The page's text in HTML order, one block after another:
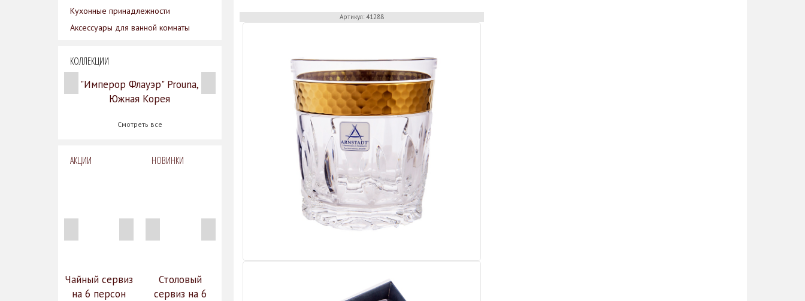
Артикул: 41288
Кухонные принадлежности
Аксессуары для ванной комнаты
КОЛЛЕКЦИИ
"Имперор Флауэр" Prouna,
Южная Корея
Смотреть все
АКЦИИ
Чайный сервиз
на 6 персон
НОВИНКИ
Столовый
сервиз на 6